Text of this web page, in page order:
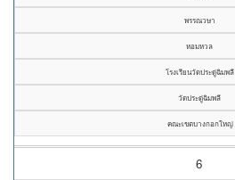
พรรณวษา
หอมหวล
โรงเรียนวัดประดู่ฉิมพลี
วัดประดู่ฉิมพลี
คณะเขตบางกอกใหญ่
6